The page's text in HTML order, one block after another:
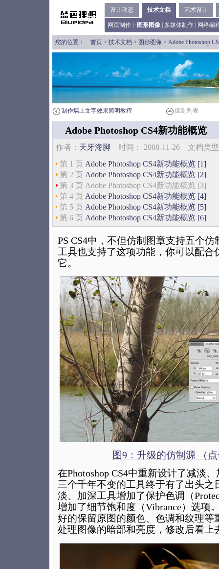
设计动态 技术文档 艺术设计
网页制作 | · 图形图像 多媒体制作 网络编
您的位置： 首页 > 技术文档 > 图形图像 > Adobe Photoshop
制作墙上文字效果简明教程 回到列表
Adobe Photoshop CS4新功能概览
作者： 天牙海脚 时间： 2008-11-26 文档类
第 1 页 Adobe Photoshop CS4新功能概览 [1]
第 2 页 Adobe Photoshop CS4新功能概览 [2]
第 3 页 Adobe Photoshop CS4新功能概览 [3]
第 4 页 Adobe Photoshop CS4新功能概览 [4]
第 5 页 Adobe Photoshop CS4新功能概览 [5]
第 6 页 Adobe Photoshop CS4新功能概览 [6]
PS CS4中，不但仿制图章支持五个
工具也支持了这项功能，你可以配合
它。
图9：升级的仿制源 （
在Photoshop CS4中重新设计了减淡
三个千年不变的工具终于有了出头之
淡、加深工具增加了保护色调（
增加了细节饱和度（Vibrance）选项
好的保留原图的颜色、色调和纹理等
处理图像的暗部和亮度，修改后看上